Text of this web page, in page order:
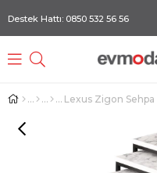
Destek Hattı: 0850 532 56 56
Lexus Zigon